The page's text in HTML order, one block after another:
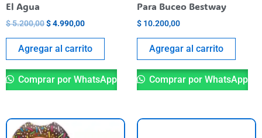
El Agua
$5.200,00$4.990,00
Agregar al carrito
Comprar por WhatsApp
Para Buceo Bestway
$ 10.200,00
Agregar al carrito
Comprar por WhatsApp
Este